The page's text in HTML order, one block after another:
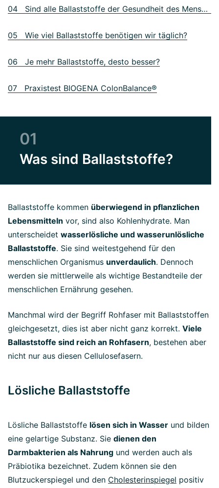
04 Sind alle Ballaststoffe der Gesundheit des Menschen zuträglich?
05 Wie viel Ballaststoffe benötigen wir täglich?
06 Je mehr Ballaststoffe, desto besser?
07 Praxistest BIOGENA ColonBalance®
01
Was sind Ballaststoffe?
Ballaststoffe kommen überwiegend in pflanzlichen
Lebensmitteln vor, sind also Kohlenhydrate. Man
unterscheidet wasserlösliche und wasserunlösliche
Ballaststoffe. Sie sind weitestgehend für den
menschlichen Organismus unverdaulich. Dennoch
werden sie mittlerweile als wichtige Bestandteile der
menschlichen Ernährung gesehen.
Manchmal wird der Begriff Rohfaser mit Ballaststoffen
gleichgesetzt, dies ist aber nicht ganz korrekt. Viele
Ballaststoffe sind reich an Rohfasern, bestehen aber
nicht nur aus diesen Cellulosefasern.
Lösliche Ballaststoffe
Lösliche Ballaststoffe lösen sich in Wasser und bilden
eine gelartige Substanz. Sie dienen den
Darmbakterien als Nahrung und werden auch als
Präbiotika bezeichnet. Zudem können sie den
Blutzuckerspiegel und den Cholesterinspiegel positiv